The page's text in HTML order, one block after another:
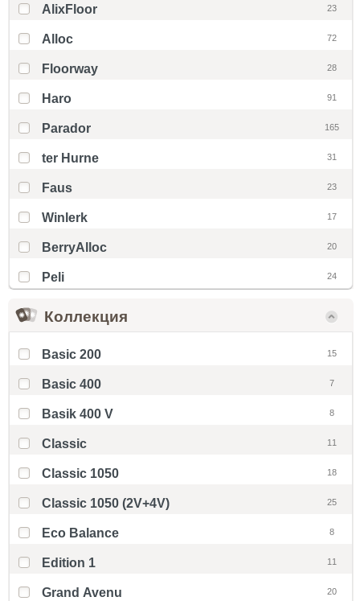
AlixFloor 23
Alloc 72
Floorway 28
Haro 91
Parador 165
ter Hurne 31
Faus 23
Winlerk 17
BerryAlloc 20
Peli 24
Коллекция
Basic 200 15
Basic 400 7
Basik 400 V 8
Classic 11
Classic 1050 18
Classic 1050 (2V+4V) 25
Eco Balance 8
Edition 1 11
Grand Avenu 20